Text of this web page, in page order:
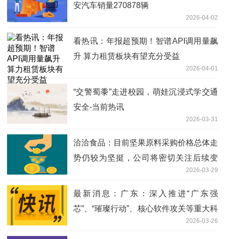
安汽车销量270878辆
2026-04-02
看热讯：年报超预期！智谱API调用量飙
升 算力租赁板块有望充分受益
2026-04-01
“交警蜀黍”走进校园，萌娃沉浸式学交通
安全-当前热讯
2026-03-31
洽洽食品：目前坚果原料采购价格总体走
势仍较为坚挺，公司将密切关注后续变
2026-03-29
最新消息：广东：深入推进“广东强
芯”、“璀璨行动”、核心软件攻关等重大科
2026-03-26